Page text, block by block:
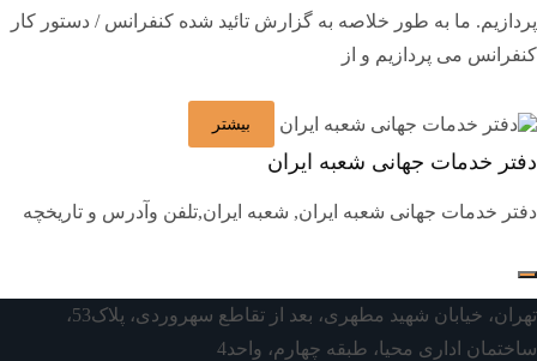
پردازیم. ما به طور خلاصه به گزارش تائید شده کنفرانس / دستور کار
کنفرانس می پردازیم و از
بیشتر
دفتر خدمات جهانی شعبه ایران
دفتر خدمات جهانی شعبه ایران, شعبه ایران,تلفن وآدرس و تاريخچه
تهران، خیابان شهید مطهری، بعد از تقاطع سهروردی، پلاک53،
ساختمان اداری محیا، طبقه چهارم، واحد4